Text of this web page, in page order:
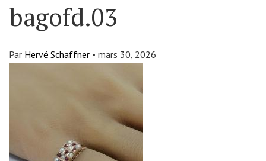
bagofd.03
Par Hervé Schaffner • mars 30, 2026